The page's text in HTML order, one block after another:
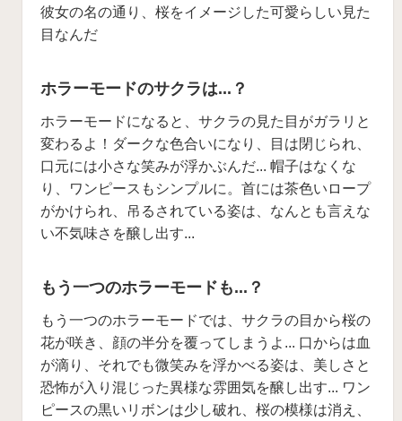
彼女の名の通り、桜をイメージした可愛らしい見た
目なんだ
ホラーモードのサクラは...？
ホラーモードになると、サクラの見た目がガラリと
変わるよ！ダークな色合いになり、目は閉じられ、
口元には小さな笑みが浮かぶんだ... 帽子はなくな
り、ワンピースもシンプルに。首には茶色いロープ
がかけられ、吊るされている姿は、なんとも言えな
い不気味さを醸し出す...
もう一つのホラーモードも...？
もう一つのホラーモードでは、サクラの目から桜の
花が咲き、顔の半分を覆ってしまうよ... 口からは血
が滴り、それでも微笑みを浮かべる姿は、美しさと
恐怖が入り混じった異様な雰囲気を醸し出す... ワン
ピースの黒いリボンは少し破れ、桜の模様は消え、